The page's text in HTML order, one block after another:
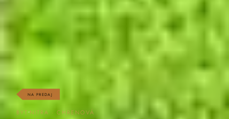
NA PREDAJ
BYT NITRA · CHRENOVÁ